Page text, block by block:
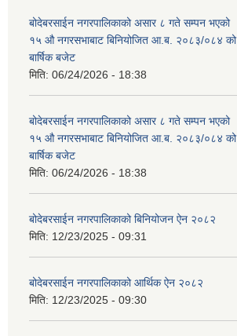
बोदेबरसाईन नगरपालिकाको असार ८ गते सम्पन भएको
१५ ‍‍‍औ नगरसभाबाट बिनियोजित आ.ब. २०८३/०८४ को
बार्षिक बजेट
मिति: 06/24/2026 - 18:38
बोदेबरसाईन नगरपालिकाको असार ८ गते सम्पन भएको
१५ ‍‍‍औ नगरसभाबाट बिनियोजित आ.ब. २०८३/०८४ को
बार्षिक बजेट
मिति: 06/24/2026 - 18:38
बोदेबरसाईन नगरपालिकाको बिनियोजन ऐन २०८२
मिति: 12/23/2025 - 09:31
बोदेबरसाईन नगरपालिकाको आर्थिक ऐन २०८२
मिति: 12/23/2025 - 09:30